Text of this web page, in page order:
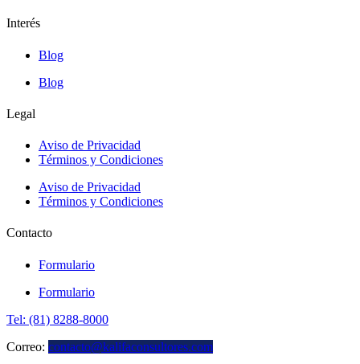
Interés
Blog
Blog
Legal
Aviso de Privacidad
Términos y Condiciones
Aviso de Privacidad
Términos y Condiciones
Contacto
Formulario
Formulario
Tel: (81) 8288-8000
Correo: contacto@kalifaconsultores.com